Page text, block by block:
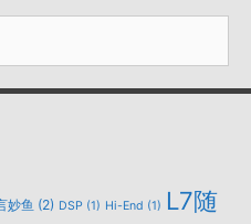
妙鱼 (2) DSP (1) Hi-End (1) L7随